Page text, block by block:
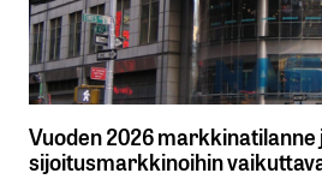
Vuoden 2026
sijoitusmarkkinoihin